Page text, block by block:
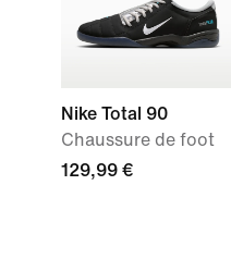
Nike Total 90
Chaussure de foot
129,99 €